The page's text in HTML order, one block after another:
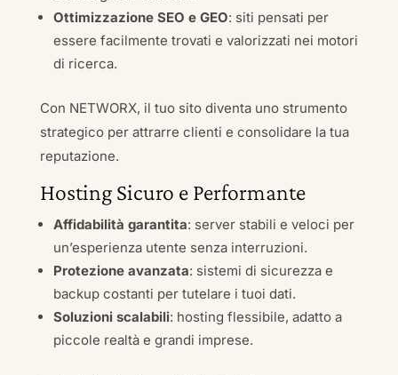
Ottimizzazione SEO e GEO: siti pensati per
essere facilmente trovati e valorizzati nei motori
di ricerca.
Con NETWORX, il tuo sito diventa uno strumento
strategico per attrarre clienti e consolidare la tua
reputazione.
Hosting Sicuro e Performante
Affidabilità garantita: server stabili e veloci per
un’esperienza utente senza interruzioni.
Protezione avanzata: sistemi di sicurezza e
backup costanti per tutelare i tuoi dati.
Soluzioni scalabili: hosting flessibile, adatto a
piccole realtà e grandi imprese.